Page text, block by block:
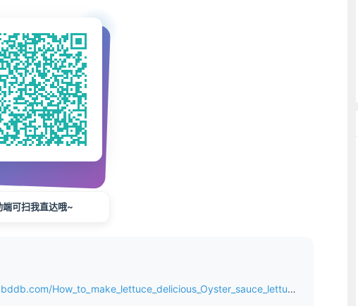
端可扫我直达哦~
How_to_make_lettuce_delicious_Oyster_sauce_lettuce.html